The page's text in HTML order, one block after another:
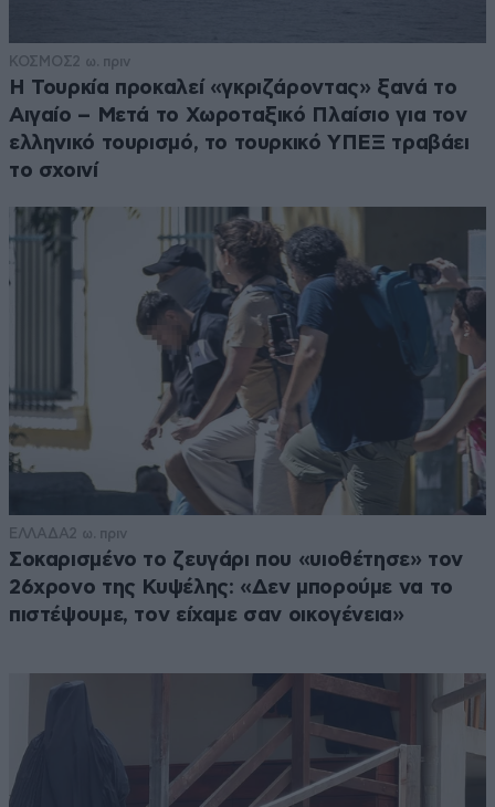
ΚΟΣΜΟΣ2 ω. πριν
Η Τουρκία προκαλεί «γκριζάροντας» ξανά το
Αιγαίο – Μετά το Χωροταξικό Πλαίσιο για τον
ελληνικό τουρισμό, το τουρκικό ΥΠΕΞ τραβάει
το σχοινί
ΕΛΛΑΔΑ2 ω. πριν
Σοκαρισμένο το ζευγάρι που «υιοθέτησε» τον
26χρονο της Κυψέλης: «Δεν μπορούμε να το
πιστέψουμε, τον είχαμε σαν οικογένεια»